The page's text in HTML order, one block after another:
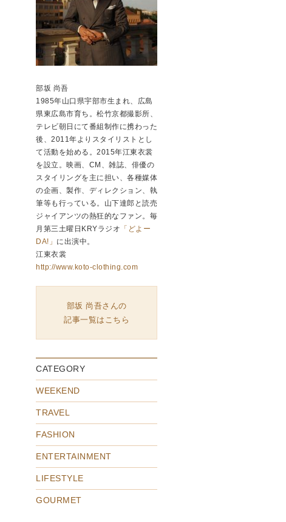
部坂 尚吾
1985年山口県宇部市生まれ、広島
県東広島市育ち。松竹京都撮影所、
テレビ朝日にて番組制作に携わった
後、2011年よりスタイリストとし
て活動を始める。2015年江東衣裳
を設立。映画、CM、雑誌、俳優の
スタイリングを主に担い、各種媒体
の企画、製作、ディレクション、執
筆等も行っている。山下達郎と読売
ジャイアンツの熱狂的なファン。毎
月第三土曜日KRYラジオ 「どよー
DA!」 に出演中。
江東衣裳
http://www.koto-clothing.com
部坂 尚吾さんの
記事一覧はこちら
CATEGORY
WEEKEND
TRAVEL
FASHION
ENTERTAINMENT
LIFESTYLE
GOURMET